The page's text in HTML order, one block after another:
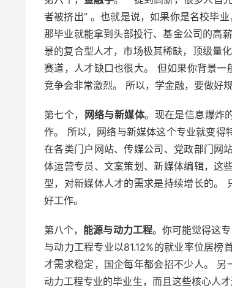
者被挤出” 。也就是说，如果你是名校毕
那毕业就能拿到头部投行、基金公司的高
景的复合型人才，市场极其稀缺，顶级量
赛道，人才缺口也很大。 但如果你背景一
竞争会非常激烈。 所以，学金融，要做好
第七个， 网络与新媒体。现在是信息爆炸
作。 所以，网络与新媒体这个专业就变得
在各类门户网站、传媒公司、党政部门网
体运营专员、文案策划、新媒体编辑，这
型，对新媒体人才的需求是持续增长的。
好工作。
第八个， 能源与动力工程。你可能觉得这
与动力工程专业以81.12%的就业率位居
才需求稳定，国企每年都会招不少人。
动力工程专业的毕业生，而且这些核心人